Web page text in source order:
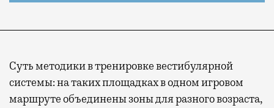
Суть методики в тренировке вестибулярной
системы: на таких площадках в одном игровом
маршруте объединены зоны для разного возраста,